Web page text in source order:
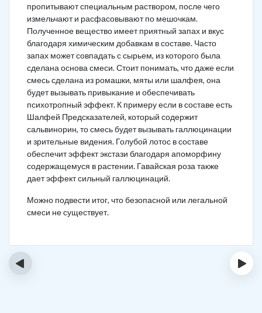
пропитывают специальным раствором, после чего
измельчают и расфасовывают по мешочкам.
Полученное вещество имеет приятный запах и вкус
благодаря химическим добавкам в составе. Часто
запах может совпадать с сырьем, из которого была
сделана основа смеси. Стоит понимать, что даже если
смесь сделана из ромашки, мяты или шалфея, она
будет вызывать привыкание и обеспечивать
психотропный эффект. К примеру если в составе есть
Шалфей Предсказателей, который содержит
сальвинорин, то смесь будет вызывать галлюцинации
и зрительные видения. Голубой лотос в составе
обеспечит эффект экстази благодаря апоморфину
содержащемуся в растении. Гавайская роза также
дает эффект сильный галлюцинаций.
Можно подвести итог, что безопасной или легальной
смеси не существует.
‹ ›